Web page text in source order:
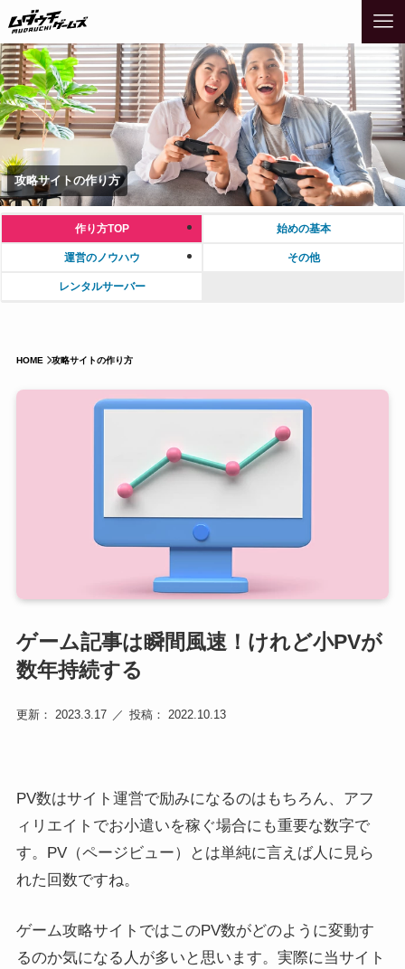
攻略サイトの作り方
作り方TOP 始めの基本
運営のノウハウ その他
レンタルサーバー
HOME 攻略サイトの作り方
ゲーム記事は瞬間風速！けれど小PVが
数年持続する
更新： 2023.3.17 投稿： 2022.10.13
PV数はサイト運営で励みになるのはもちろん、アフ
ィリエイトでお小遣いを稼ぐ場合にも重要な数字で
す。PV（ページビュー）とは単純に言えば人に見ら
れた回数ですね。
ゲーム攻略サイトではこのPV数がどのように変動す
るのか気になる人が多いと思います。実際に当サイト